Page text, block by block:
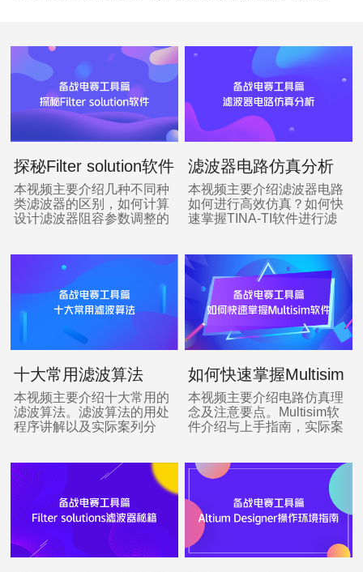
探秘Filter solution软件
本视频主要介绍几种不同种
类滤波器的区别，如何计算
设计滤波器阻容参数调整的
滤波器电路仿真分析
本视频主要介绍滤波器电路
如何进行高效仿真？如何快
速掌握TINA-TI软件进行滤
十大常用滤波算法
本视频主要介绍十大常用的
滤波算法。滤波算法的用处
程序讲解以及实际案列分
如何快速掌握Multisim
软件
本视频主要介绍电路仿真理
念及注意要点。Multisim软
件介绍与上手指南，实际案